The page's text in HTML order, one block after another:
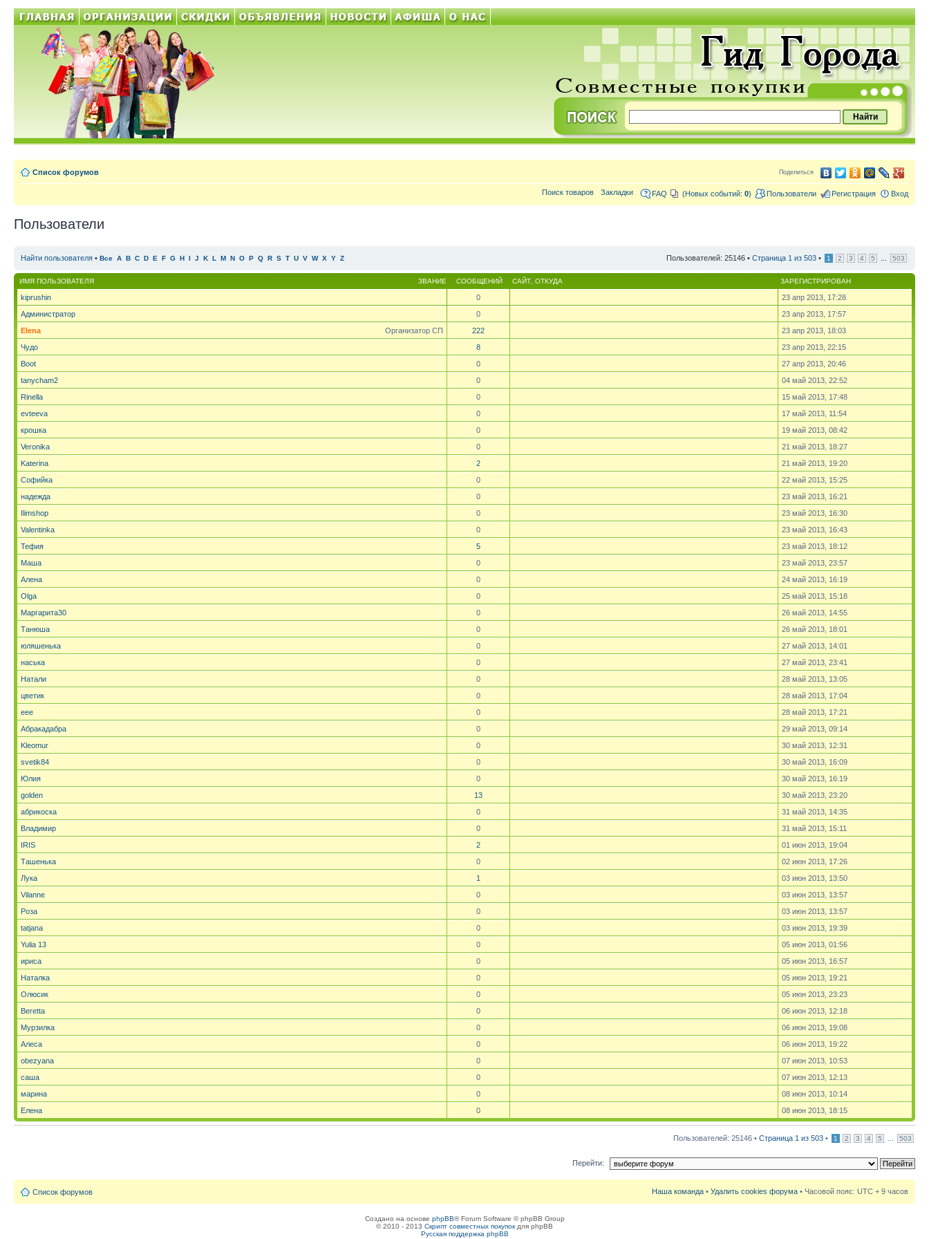
Список форумов Поделиться
FAQ (Новых событий: 0) Пользователи Регистрация Вход
Поиск товаров Закладки
Пользователи
Найти пользователя • Все A B C D E F G H I J K L M N O P Q R S T U V W X Y Z Пользователей: 25146 • Страница 1 из 503 • 1 2 3 4 5 503
ЗВАНИЕ
ИМЯ ПОЛЬЗОВАТЕЛЯ СООБЩЕНИЙ САЙТ ОТКУДА ЗАРЕГИСТРИРОВАН
kiprushin 0
23 апр 2013, 17:28
Администратор
0
23 апр 2013, 17:57
Организатор СП
Elena 222
23 апр 2013, 18:03
Чудо
8
23 апр 2013, 22:15
Boot
0
27 апр 2013, 20:46
tanycham2
0
04 май 2013, 22:52
Rinella
0
15 май 2013, 17:48
evteeva
0
17 май 2013, 11:54
крошка
0
19 май 2013, 08:42
Veronika
0
21 май 2013, 18:27
Katerina
2
21 май 2013, 19:20
Софийка
0
22 май 2013, 15:25
надежда
0
23 май 2013, 16:21
Ilimshop
0
23 май 2013, 16:30
Valentinka
0
23 май 2013, 16:43
Тефия
5
23 май 2013, 18:12
Маша
0
23 май 2013, 23:57
Алена
0
24 май 2013, 16:19
Olga
0
25 май 2013, 15:18
Маргарита30
0
26 май 2013, 14:55
Танюша
0
26 май 2013, 18:01
юляшенька
0
27 май 2013, 14:01
наська
0
27 май 2013, 23:41
Натали
0
28 май 2013, 13:05
цветик
0
28 май 2013, 17:04
eee
0
28 май 2013, 17:21
Абракадабра
0
29 май 2013, 09:14
Kleomur
0
30 май 2013, 12:31
svetik84
0
30 май 2013, 16:09
Юлия
0
30 май 2013, 16:19
golden
13
30 май 2013, 23:20
абрикоска
0
31 май 2013, 14:35
Владимир
0
31 май 2013, 15:11
IRIS
2
01 июн 2013, 19:04
Ташенька
0
02 июн 2013, 17:26
Лука
1
03 июн 2013, 13:50
Vilanne
0
03 июн 2013, 13:57
Роза
0
03 июн 2013, 13:57
tatjana
0
03 июн 2013, 19:39
Yulia 13
0
05 июн 2013, 01:56
ириса
0
05 июн 2013, 16:57
Наталка
0
05 июн 2013, 19:21
Олюсик
0
05 июн 2013, 23:23
Beretta
0
06 июн 2013, 12:18
Мурзилка
0
06 июн 2013, 19:08
Алеса
0
06 июн 2013, 19:22
obezyana
0
07 июн 2013, 10:53
саша
0
07 июн 2013, 12:13
марина
0
08 июн 2013, 10:14
Елена
0 08 июн 2013, 18:15
Пользователей: 25146 • Страница 1 из 503 • 1 2 3 4 5 503
Перейти:
Список форумов Наша команда • Удалить cookies форума • Часовой пояс: UTC + 9 часов
Создано на основе phpBB® Forum Software © phpBB Group
© 2010 - 2013 Скрипт совместных покупок для phpBB
Русская поддержка phpBB